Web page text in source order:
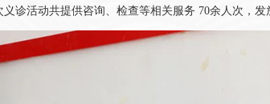
诊活动共提供咨询、检查等相关服务 70余人次，发